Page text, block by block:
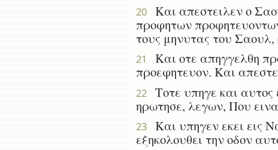
20
Και απεστειλεν ο
προφητων
τους μηνυτας του Σαουλ,
21
Και οτε απηγγελθη
προεφητευον. Και
22
Τοτε υπηγε και
ηρωτησε, λεγων, Που
23
Και υπηγεν εκει εις
εξηκολουθει την οδον